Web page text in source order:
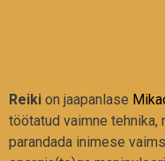
Reiki on jaapanlase
töötatud vaimne
parandada inimese